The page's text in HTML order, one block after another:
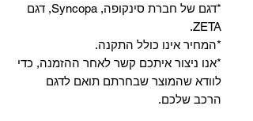
*דגם של חברת סינקופה, Syncopa, דגם
ZETA.
*המחיר אינו כולל התקנה.
*אנו ניצור איתכם קשר לאחר ההזמנה, כדי
לוודא שהמוצר שבחרתם תואם לדגם
הרכב שלכם.